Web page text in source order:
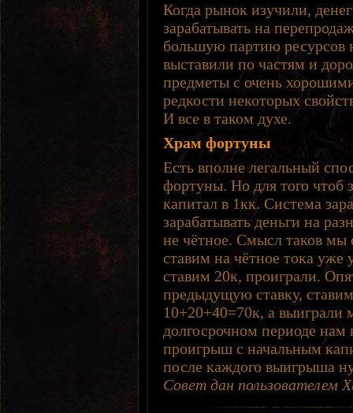
Когда рынок изучили,
зарабатывать на
большую партию
выставили по частям и
предметы с очень
редкости некоторых
И все в таком духе.
Храм фортуны
Есть вполне легальный
фортуны. Но для того чтоб
капитал в 1кк. Система
зарабатывать деньги на
не чётное. Смысл таков мы
ставим на чётное тока уже
ставим 20к, проиграли.
предыдущую ставку,
10+20+40=70к, а
долгосрочном периоде нам
проигрыш с начальным
после каждого выигрыша
Совет дан пользователем